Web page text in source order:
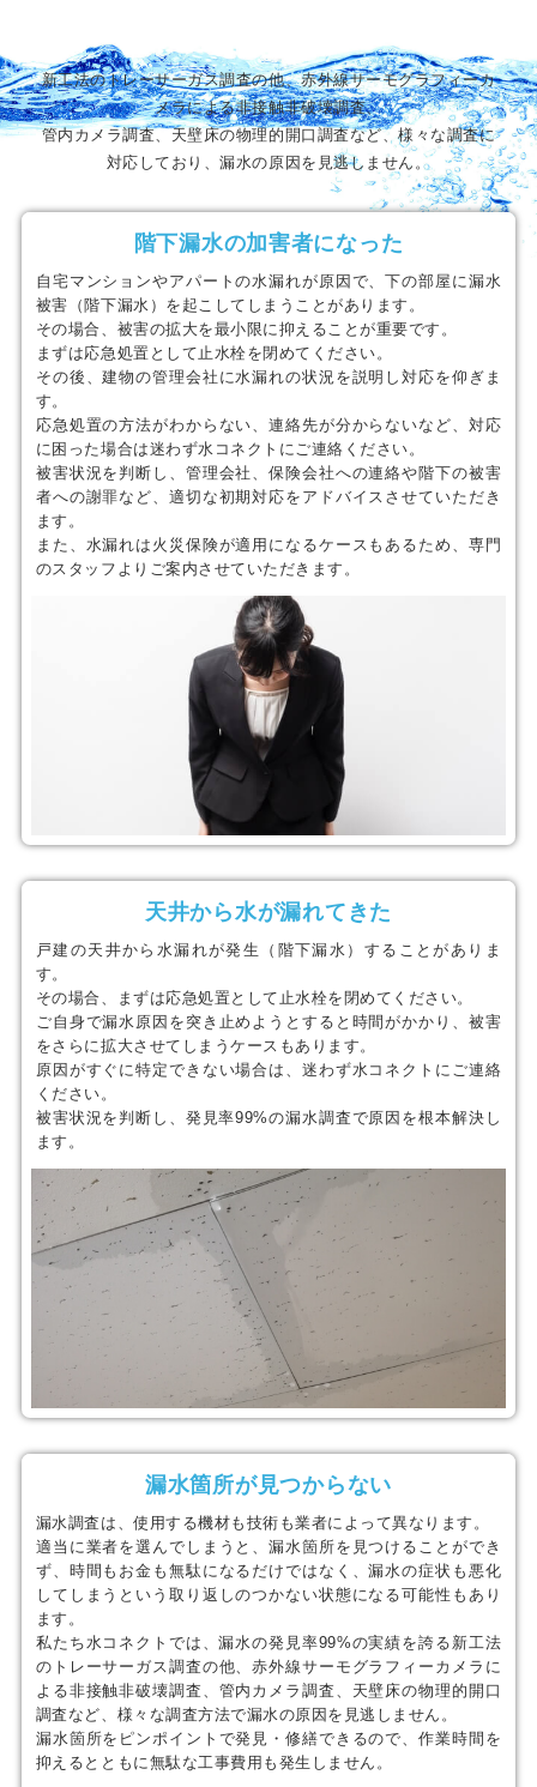
新工法のトレーサーガス調査の他、赤外線サーモグラフィーカ
メラによる非接触非破壊調査、
管内カメラ調査、天壁床の物理的開口調査など、様々な調査に
対応しており、漏水の原因を見逃しません。
階下漏水の加害者になった
自宅マンションやアパートの水漏れが原因で、下の部屋に漏水
被害（階下漏水）を起こしてしまうことがあります。
その場合、被害の拡大を最小限に抑えることが重要です。
まずは応急処置として止水栓を閉めてください。
その後、建物の管理会社に水漏れの状況を説明し対応を仰ぎま
す。
応急処置の方法がわからない、連絡先が分からないなど、対応
に困った場合は迷わず水コネクトにご連絡ください。
被害状況を判断し、管理会社、保険会社への連絡や階下の被害
者への謝罪など、適切な初期対応をアドバイスさせていただき
ます。
また、水漏れは火災保険が適用になるケースもあるため、専門
のスタッフよりご案内させていただきます。
天井から水が漏れてきた
戸建の天井から水漏れが発生（階下漏水）することがありま
す。
その場合、まずは応急処置として止水栓を閉めてください。
ご自身で漏水原因を突き止めようとすると時間がかかり、被害
をさらに拡大させてしまうケースもあります。
原因がすぐに特定できない場合は、迷わず水コネクトにご連絡
ください。
被害状況を判断し、発見率99%の漏水調査で原因を根本解決し
ます。
漏水箇所が見つからない
漏水調査は、使用する機材も技術も業者によって異なります。
適当に業者を選んでしまうと、漏水箇所を見つけることができ
ず、時間もお金も無駄になるだけではなく、漏水の症状も悪化
してしまうという取り返しのつかない状態になる可能性もあり
ます。
私たち水コネクトでは、漏水の発見率99%の実績を誇る新工法
のトレーサーガス調査の他、赤外線サーモグラフィーカメラに
よる非接触非破壊調査、管内カメラ調査、天壁床の物理的開口
調査など、様々な調査方法で漏水の原因を見逃しません。
漏水箇所をピンポイントで発見・修繕できるので、作業時間を
抑えるとともに無駄な工事費用も発生しません。